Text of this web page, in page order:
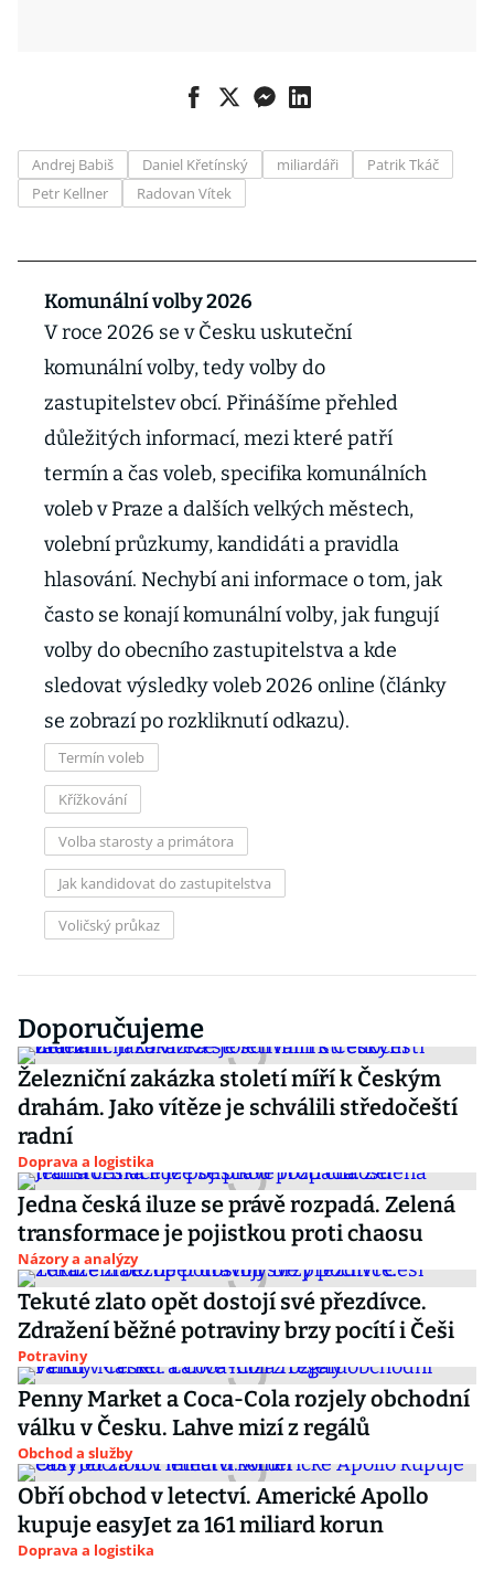
Andrej Babiš Daniel Křetínský miliardáři
Patrik Tkáč
Petr Kellner
Radovan Vítek
Komunální volby 2026
V roce 2026 se v Česku uskuteční
komunální volby, tedy volby do
zastupitelstev obcí. Přinášíme přehled
důležitých informací, mezi které patří
termín a čas voleb, specifika komunálních
voleb v Praze a dalších velkých městech,
volební průzkumy, kandidáti a pravidla
hlasování. Nechybí ani informace o tom, jak
často se konají komunální volby, jak fungují
volby do obecního zastupitelstva a kde
sledovat výsledky voleb 2026 online (články
se zobrazí po rozkliknutí odkazu).
Termín voleb
Křížkování
Volba starosty a primátora
Jak kandidovat do zastupitelstva
Voličský průkaz
Doporučujeme
Železniční zakázka století míří k Českým
drahám. Jako vítěze je schválili středočeští
radní
Doprava a logistika
Jedna česká iluze se právě rozpadá. Zelená
transformace je pojistkou proti chaosu
Názory a analýzy
Tekuté zlato opět dostojí své přezdívce.
Zdražení běžné potraviny brzy pocítí i Češi
Potraviny
Penny Market a Coca-Cola rozjely obchodní
válku v Česku. Lahve mizí z regálů
Obchod a služby
Obří obchod v letectví. Americké Apollo
kupuje easyJet za 161 miliard korun
Doprava a logistika